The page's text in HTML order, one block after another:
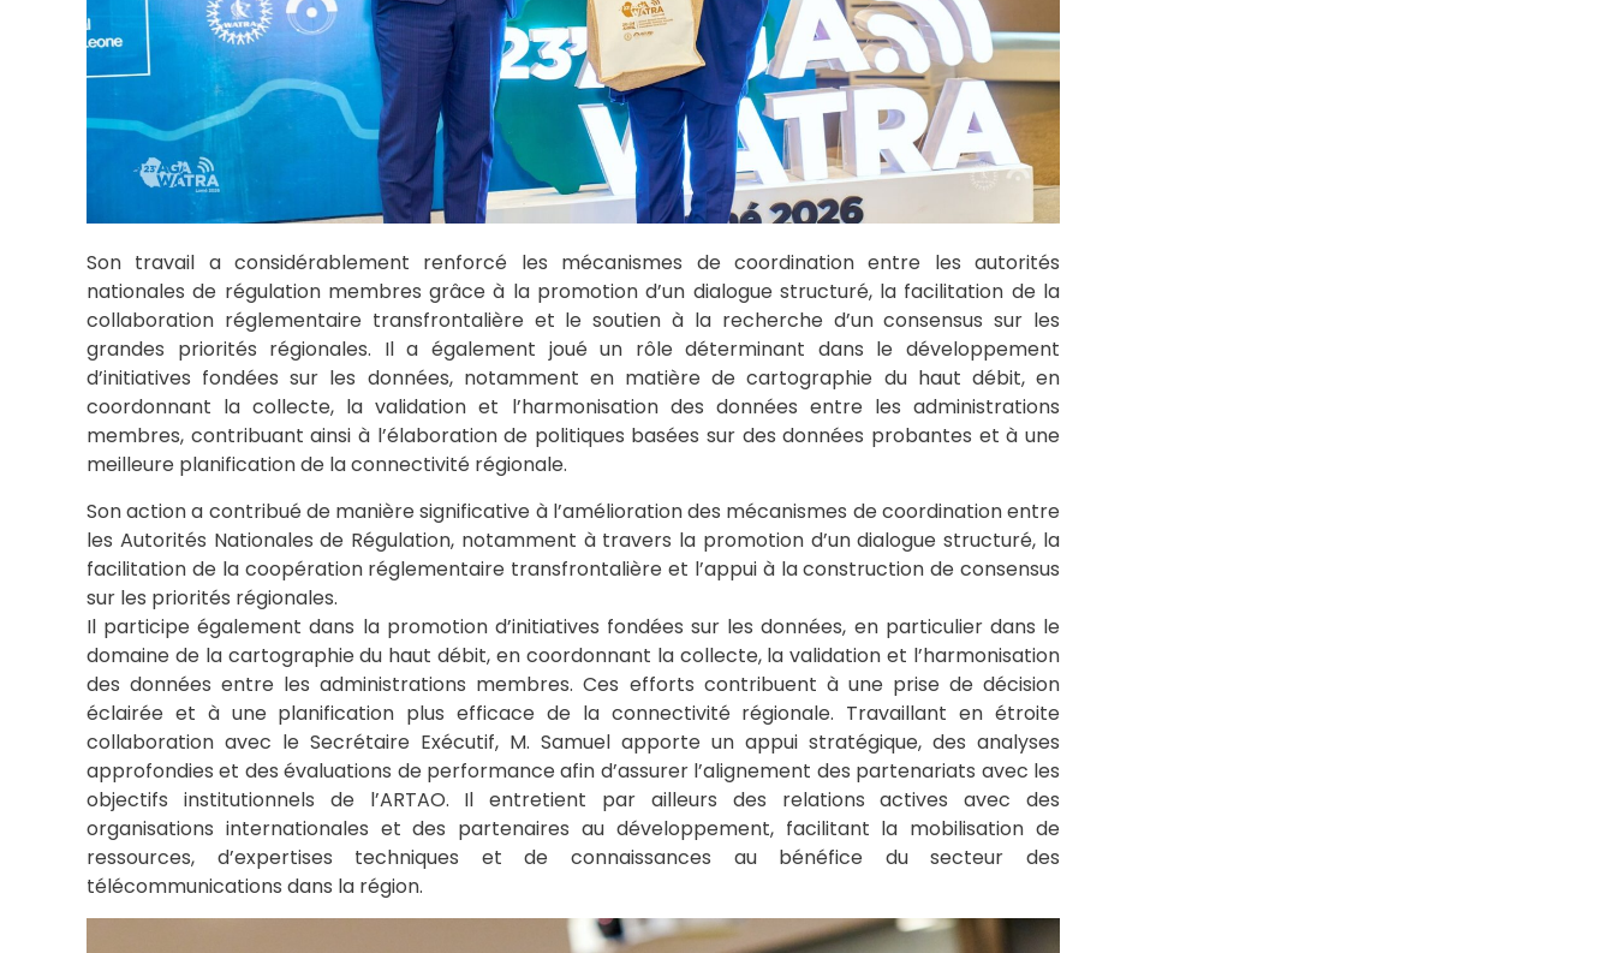
Son travail a considérablement renforcé les mécanismes de coordination entre les autorités
nationales de régulation membres grâce à la promotion d’un dialogue structuré, la facilitation de la
collaboration réglementaire transfrontalière et le soutien à la recherche d’un consensus sur les
grandes priorités régionales. Il a également joué un rôle déterminant dans le développement
d’initiatives fondées sur les données, notamment en matière de cartographie du haut débit, en
coordonnant la collecte, la validation et l’harmonisation des données entre les administrations
membres, contribuant ainsi à l’élaboration de politiques basées sur des données probantes et à une
meilleure planification de la connectivité régionale.
Son action a contribué de manière significative à l’amélioration des mécanismes de coordination entre
les Autorités Nationales de Régulation, notamment à travers la promotion d’un dialogue structuré, la
facilitation de la coopération réglementaire transfrontalière et l’appui à la construction de consensus
sur les priorités régionales.
Il participe également dans la promotion d’initiatives fondées sur les données, en particulier dans le
domaine de la cartographie du haut débit, en coordonnant la collecte, la validation et l’harmonisation
des données entre les administrations membres. Ces efforts contribuent à une prise de décision
éclairée et à une planification plus efficace de la connectivité régionale. Travaillant en étroite
collaboration avec le Secrétaire Exécutif, M. Samuel apporte un appui stratégique, des analyses
approfondies et des évaluations de performance afin d’assurer l’alignement des partenariats avec les
objectifs institutionnels de l’ARTAO. Il entretient par ailleurs des relations actives avec des
organisations internationales et des partenaires au développement, facilitant la mobilisation de
ressources, d’expertises techniques et de connaissances au bénéfice du secteur des
télécommunications dans la région.